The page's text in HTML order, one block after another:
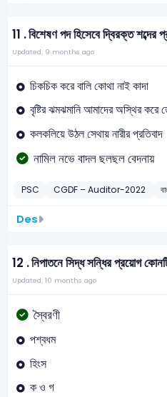
11 .বিশেষণ পদ হিসেবে দ্বিরক্ত শব্দের
Updated: 9 months ago
চিকচিক করে বালি কোথা নাই কাদা
বৃষ্টির ঝমঝমানি আমাদের অস্থির করে
কলকলিয়ে উঠল সেথায় নারীর প্রতিবাদ
নামিল নভে বাদল ছলছল বেদনায়
PSC CGDF – Auditor-2022
Des
12 .নিপাতনে সিদ্ধ সন্ধির প্রয়োগ
Updated: 10 months ago
স্বৈরণী
পশ্বধম
হিংস
ক ও গ